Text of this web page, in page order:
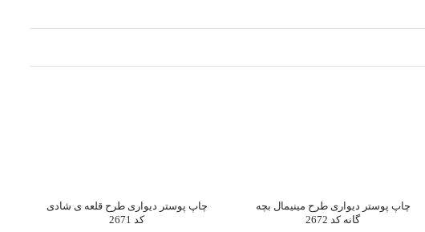
چاپ پوستر دیواری طرح مینیمال بچه
گانه کد 2672
چاپ پوستر دیواری طرح قلعه ی شادی
کد 2671